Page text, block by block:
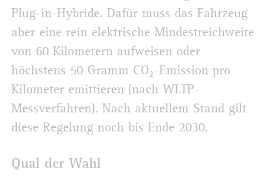
Plug-in-Hybride. Dafür muss das Fahrzeug
aber eine rein elektrische Mindestreichweite
von 60 Kilometern aufweisen oder
höchstens 50 Gramm CO₂-Emission pro
Kilometer emittieren (nach WLTP-
Messverfahren). Nach aktuellem Stand gilt
diese Regelung noch bis Ende 2030.
Qual der Wahl